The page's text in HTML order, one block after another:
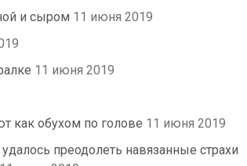
и сыром 11 июня 2019
11 июня 2019
как обухом по голове 11 июня 2019
преодолеть навязанные страхи